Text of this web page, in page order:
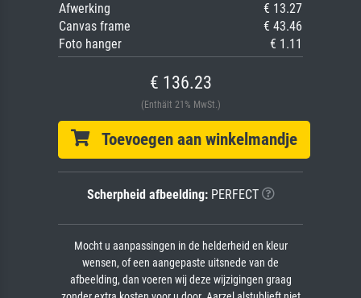
Afwerking
€ 13.27
Canvas frame
€ 43.46
Foto hanger
€ 1.11
€ 136.23
(Enthält 21% MwSt.)
Toevoegen aan winkelmandje
Scherpheid afbeelding:PERFECT
Mocht u aanpassingen in de helderheid en kleur
wensen, of een aangepaste uitsnede van de
afbeelding, dan voeren wij deze wijzigingen graag